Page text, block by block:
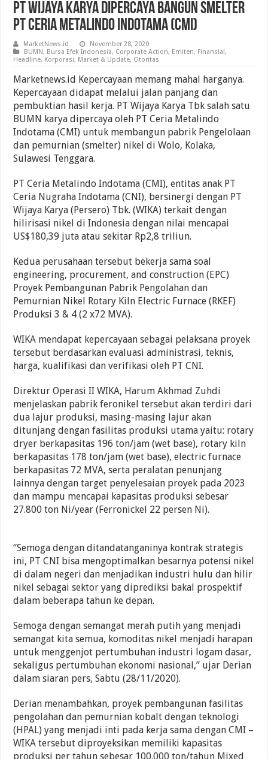
PT Wijaya Karya Dipercaya Bangun Smelter
PT Ceria Metalindo Indotama (CMI)
MarketNews.id
November 28, 2020
BUMN, Bursa Efek Indonesia, Corporate Action, Emiten, Finansial,
Headline, Korporasi, Market & Update, Otoritas
Marketnews.id Kepercayaan memang mahal harganya.
Kepercayaan didapat melalui jalan panjang dan
pembuktian hasil kerja. PT Wijaya Karya Tbk salah satu
BUMN karya dipercaya oleh PT Ceria Metalindo
Indotama (CMI) untuk membangun pabrik Pengelolaan
dan pemurnian (smelter) nikel di Wolo, Kolaka,
Sulawesi Tenggara.
PT Ceria Metalindo Indotama (CMI), entitas anak PT
Ceria Nugraha Indotama (CNI), bersinergi dengan PT
Wijaya Karya (Persero) Tbk. (WIKA) terkait dengan
hilirisasi nikel di Indonesia dengan nilai mencapai
US$180,39 juta atau sekitar Rp2,8 triliun.
Kedua perusahaan tersebut bekerja sama soal
engineering, procurement, and construction (EPC)
Proyek Pembangunan Pabrik Pengolahan dan
Pemurnian Nikel Rotary Kiln Electric Furnace (RKEF)
Produksi 3 & 4 (2 x72 MVA).
WIKA mendapat kepercayaan sebagai pelaksana proyek
tersebut berdasarkan evaluasi administrasi, teknis,
harga, kualifikasi dan verifikasi oleh PT CNI.
Direktur Operasi II WIKA, Harum Akhmad Zuhdi
menjelaskan pabrik feronikel tersebut akan terdiri dari
dua lajur produksi, masing-masing lajur akan
ditunjang dengan fasilitas produksi utama yaitu: rotary
dryer berkapasitas 196 ton/jam (wet base), rotary kiln
berkapasitas 178 ton/jam (wet base), electric furnace
berkapasitas 72 MVA, serta peralatan penunjang
lainnya dengan target penyelesaian proyek pada 2023
dan mampu mencapai kapasitas produksi sebesar
27.800 ton Ni/year (Ferronickel 22 persen Ni).
“Semoga dengan ditandatanganinya kontrak strategis
ini, PT CNI bisa mengoptimalkan besarnya potensi nikel
di dalam negeri dan menjadikan industri hulu dan hilir
nikel sebagai sektor yang diprediksi bakal prospektif
dalam beberapa tahun ke depan.
Semoga dengan semangat merah putih yang menjadi
semangat kita semua, komoditas nikel menjadi harapan
untuk menggenjot pertumbuhan industri logam dasar,
sekaligus pertumbuhan ekonomi nasional,” ujar Derian
dalam siaran pers, Sabtu (28/11/2020).
Derian menambahkan, proyek pembangunan fasilitas
pengolahan dan pemurnian kobalt dengan teknologi
(HPAL) yang menjadi inti pada kerja sama dengan CMI –
WIKA tersebut diproyeksikan memiliki kapasitas
produksi per tahun sebesar 100.000 ton/tahun Mixed